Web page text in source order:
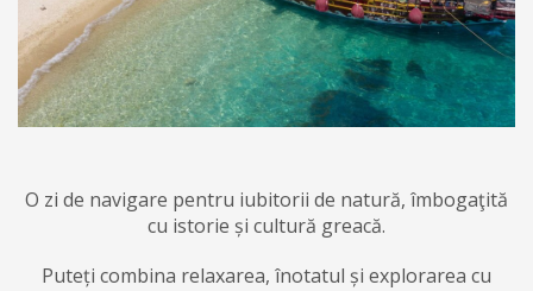
O zi de navigare pentru iubitorii de natură, îmbogaţită
cu istorie și cultură greacă.
Puteți combina relaxarea, înotatul și explorarea cu